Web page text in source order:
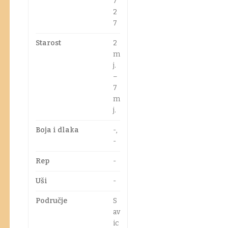
2
7
Starost
2
m
j.
–
7
m
j.
Boja i dlaka
-,
-
Rep -
Uši -
Područje
S
av
ic